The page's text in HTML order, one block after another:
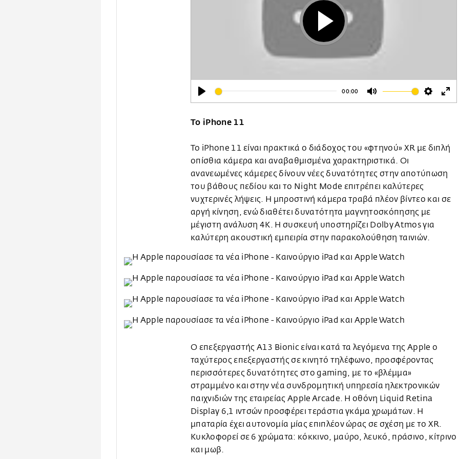
Play
00:00
Mute Settings
Play
Το iPhone 11
Το iPhone 11 είναι πρακτικά ο διάδοχος του «φτηνού» XR με διπλή
οπίσθια κάμερα και αναβαθμισμένα χαρακτηριστικά. Οι
ανανεωμένες κάμερες δίνουν νέες δυνατότητες στην αποτύπωση
του βάθους πεδίου και το Night Mode επιτρέπει καλύτερες
νυχτερινές λήψεις. Η μπροστινή κάμερα τραβά πλέον βίντεο και σε
αργή κίνηση, ενώ διαθέτει δυνατότητα μαγνητοσκόπησης με
μέγιστη ανάλυση 4K. Η συσκευή υποστηρίζει Dolby Atmos για
καλύτερη ακουστική εμπειρία στην παρακολούθηση ταινιών.
Ο επεξεργαστής Α13 Bionic είναι κατά τα λεγόμενα της Apple ο
ταχύτερος επεξεργαστής σε κινητό τηλέφωνο, προσφέροντας
περισσότερες δυνατότητες στο gaming, με το «βλέμμα»
στραμμένο και στην νέα συνδρομητική υπηρεσία ηλεκτρονικών
παιχνιδιών της εταιρείας Apple Arcade. Η οθόνη Liquid Retina
Display 6,1 ιντσών προσφέρει τεράστια γκάμα χρωμάτων. Η
μπαταρία έχει αυτονομία μίας επιπλέον ώρας σε σχέση με το XR.
Κυκλοφορεί σε 6 χρώματα: κόκκινο, μαύρο, λευκό, πράσινο, κίτρινο
και μωβ.